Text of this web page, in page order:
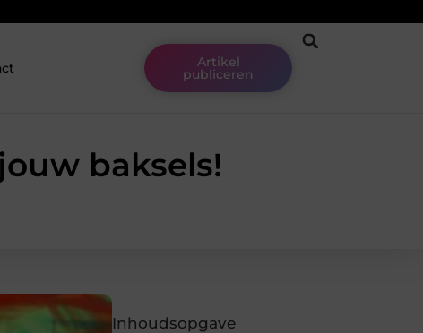
Artikel
publiceren
baksels!
Inhoudsopgave